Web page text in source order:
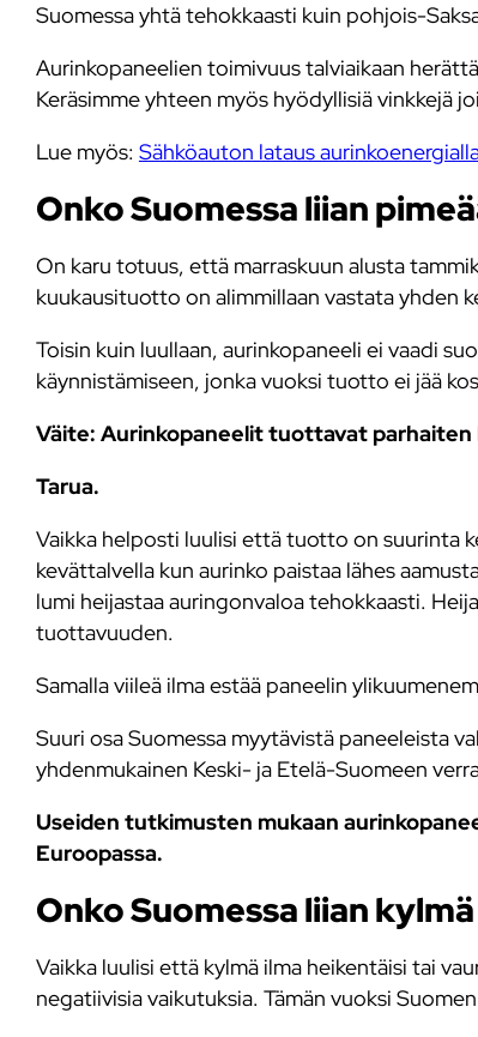
Suomessa yhtä tehokkaasti kuin pohjois-
Aurinkopaneelien toimivuus talviaikaan
Keräsimme yhteen myös hyödyllisiä vinkkejä
Lue myös: Sähköauton lataus
Onko Suomessa liian
On karu totuus, että marraskuun alusta
kuukausituotto on alimmillaan vastata yhden
Toisin kuin luullaan, aurinkopaneeli ei vaadi
käynnistämiseen, jonka vuoksi tuotto ei jää
Väite: Aurinkopaneelit tuottavat parhaiten
Tarua.
Vaikka helposti luulisi että tuotto on suurinta
kevättalvella kun aurinko paistaa lähes
lumi heijastaa auringonvaloa tehokkaasti.
tuottavuuden.
Samalla viileä ilma estää paneelin
Suuri osa Suomessa myytävistä paneeleista
yhdenmukainen Keski- ja Etelä-Suomeen
Useiden tutkimusten mukaan
Euroopassa.
Onko Suomessa liian
Vaikka luulisi että kylmä ilma heikentäisi tai
negatiivisia vaikutuksia. Tämän vuoksi